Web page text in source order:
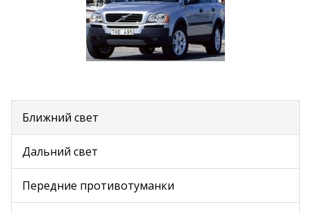
Ближний свет
Дальний свет
Передние противотуманки